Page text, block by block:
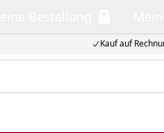
Kauf auf